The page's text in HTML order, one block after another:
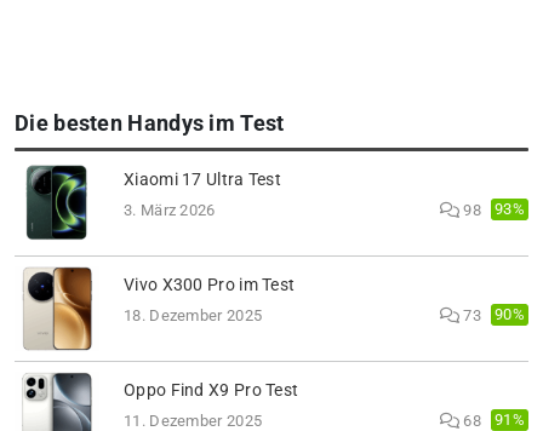
Die besten Handys im Test
Xiaomi 17 Ultra Test
3. März 2026 98 93%
Vivo X300 Pro im Test
18. Dezember 2025 73 90%
Oppo Find X9 Pro Test
11. Dezember 2025 68 91%